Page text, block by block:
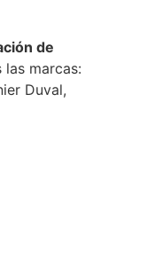
de
las marcas:
Duval,